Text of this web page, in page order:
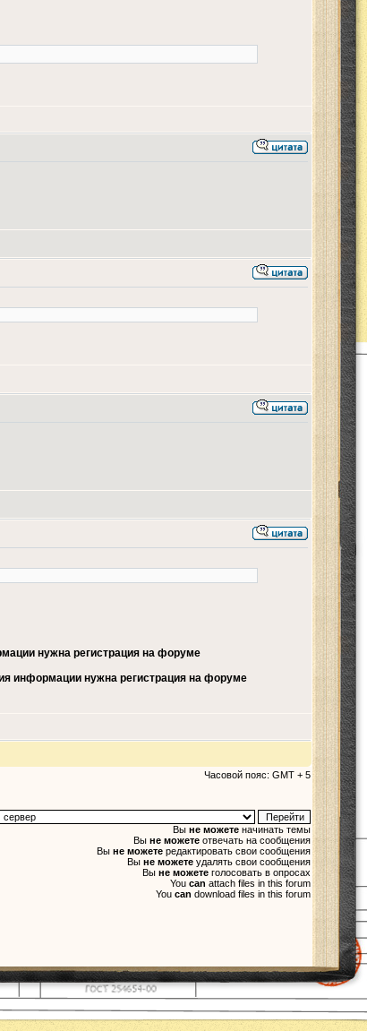
нужна регистрация на форуме
информации нужна регистрация на форуме
Часовой пояс: GMT + 5
Вы не можете начинать темы
Вы не можете отвечать на сообщения
Вы не можете редактировать свои сообщения
Вы не можете удалять свои сообщения
Вы не можете голосовать в опросах
You can attach files in this forum
You can download files in this forum